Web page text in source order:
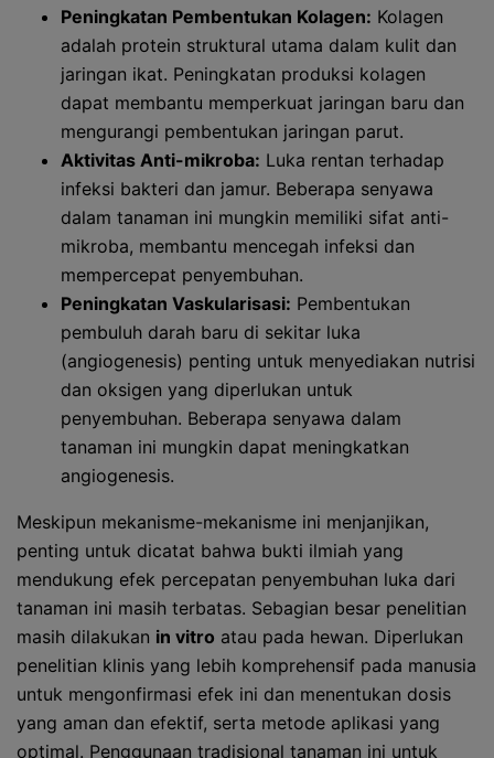
Peningkatan Pembentukan Kolagen: Kolagen
adalah protein struktural utama dalam kulit dan
jaringan ikat. Peningkatan produksi kolagen
dapat membantu memperkuat jaringan baru dan
mengurangi pembentukan jaringan parut.
Aktivitas Anti-mikroba: Luka rentan terhadap
infeksi bakteri dan jamur. Beberapa senyawa
dalam tanaman ini mungkin memiliki sifat anti-
mikroba, membantu mencegah infeksi dan
mempercepat penyembuhan.
Peningkatan Vaskularisasi: Pembentukan
pembuluh darah baru di sekitar luka
(angiogenesis) penting untuk menyediakan nutrisi
dan oksigen yang diperlukan untuk
penyembuhan. Beberapa senyawa dalam
tanaman ini mungkin dapat meningkatkan
angiogenesis.
Meskipun mekanisme-mekanisme ini menjanjikan,
penting untuk dicatat bahwa bukti ilmiah yang
mendukung efek percepatan penyembuhan luka dari
tanaman ini masih terbatas. Sebagian besar penelitian
masih dilakukan in vitro atau pada hewan. Diperlukan
penelitian klinis yang lebih komprehensif pada manusia
untuk mengonfirmasi efek ini dan menentukan dosis
yang aman dan efektif, serta metode aplikasi yang
optimal. Penggunaan tradisional tanaman ini untuk